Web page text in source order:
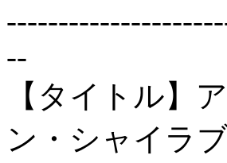
--
【タイトル】
ン・シャイラ